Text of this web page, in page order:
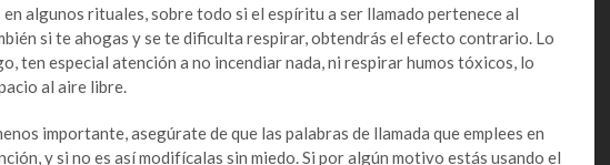
en algunos rituales, sobre todo si el espíritu a ser llamado pertenece al
si te ahogas y se te dificulta respirar, obtendrás el efecto contrario. Lo
ten especial atención a no incendiar nada, ni respirar humos tóxicos, lo
al aire libre.
importante, asegúrate de que las palabras de llamada que emplees en
y si no es así modifícalas sin miedo. Si por algún motivo estás usando el